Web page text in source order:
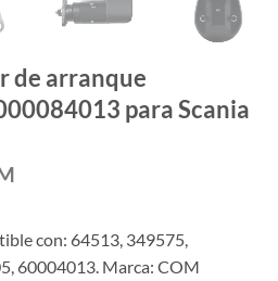
de arranque
para Scania
con: 64513, 349575,
60004013. Marca: COM